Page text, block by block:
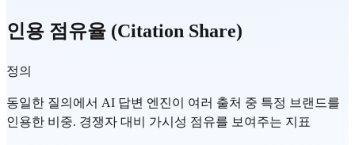
인용 점유율 (Citation Share)
정의
동일한 질의에서 AI 답변 엔진이 여러 출처 중 특정 브랜드를
인용한 비중. 경쟁자 대비 가시성 점유를 보여주는 지표